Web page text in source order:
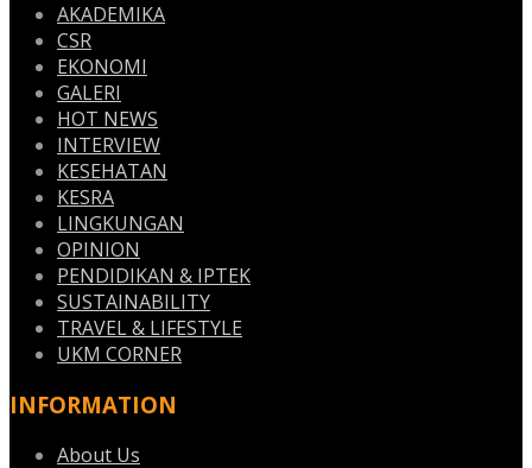
AKADEMIKA
CSR
EKONOMI
GALERI
HOT NEWS
INTERVIEW
KESEHATAN
KESRA
LINGKUNGAN
OPINION
PENDIDIKAN & IPTEK
SUSTAINABILITY
TRAVEL & LIFESTYLE
UKM CORNER
INFORMATION
About Us